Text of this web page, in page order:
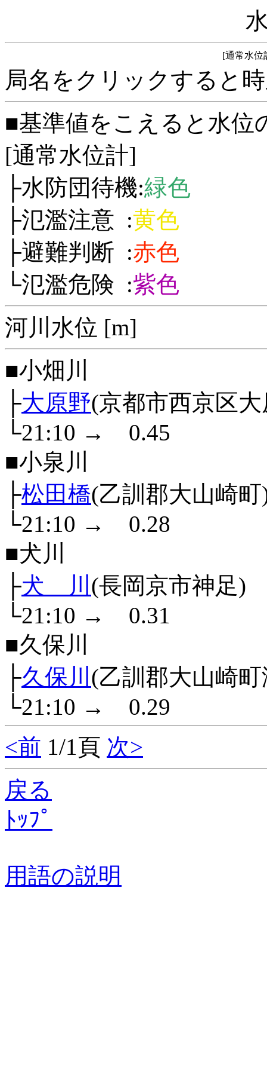
[通常水位
局名をクリックすると
■基準値をこえると水位
[通常水位計]
├水防団待機:緑色
├氾濫注意 :黄色
├避難判断 :赤色
└氾濫危険 :紫色
河川水位 [m]
■小畑川
├大原野(京都市西京区
└21:10 →
0.45
■小泉川
├松田橋(乙訓郡大山崎町
└21:10 →
0.28
■犬川
├犬 川 (長岡京市神足)
└21:10 →
0.31
■久保川
├久保川 (乙訓郡大山崎
└21:10 →
0.29
<前 1/1頁 次>
戻る
ﾄｯﾌﾟ
用語の説明